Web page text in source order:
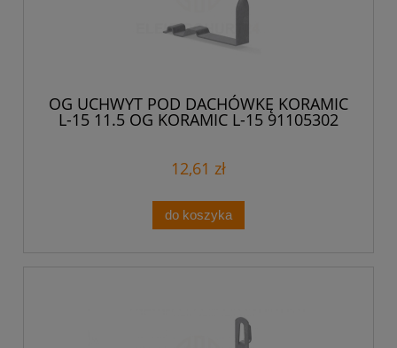
OG UCHWYT POD DACHÓWKĘ KORAMIC
L-15 11.5 OG KORAMIC L-15 91105302
12,61 zł
do koszyka